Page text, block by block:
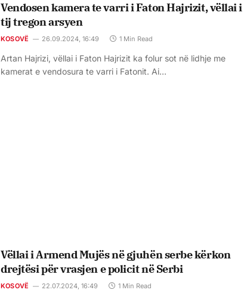
Vendosen kamera te varri i Faton Hajrizit, vëllai i
tij tregon arsyen
KOSOVË 26.09.2024, 16:49 1 Min Read
Artan Hajrizi, vëllai i Faton Hajrizit ka folur sot në lidhje me
kamerat e vendosura te varri i Fatonit. Ai…
Vëllai i Armend Mujës në gjuhën serbe kërkon
drejtësi për vrasjen e policit në Serbi
KOSOVË 22.07.2024, 16:49 1 Min Read